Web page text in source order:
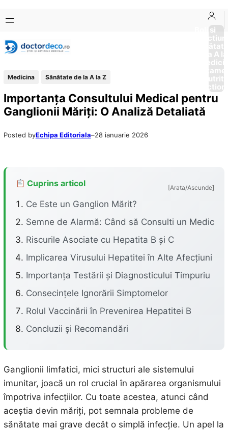
conținut
content
Boli si
Afectiuni
Sănătate
de la A
Medicina Sănătate de la A la Z
Importanța Consultului Medical pentru
Ganglionii Măriți: O Analiză Detaliată
Posted byEchipa Editoriala–28 ianuarie 2026
Cuprins articol [Arata/Ascunde]
Ce Este un Ganglion Mărit?
Semne de Alarmă: Când să Consulti un Medic
Riscurile Asociate cu Hepatita B și C
Implicarea Virusului Hepatitei în Alte Afecțiuni
Importanța Testării și Diagnosticului Timpuriu
Consecințele Ignorării Simptomelor
Rolul Vaccinării în Prevenirea Hepatitei B
Concluzii și Recomandări
Ganglionii limfatici, mici structuri ale sistemului
imunitar, joacă un rol crucial în apărarea organismului
împotriva infecțiilor. Cu toate acestea, atunci când
aceștia devin măriți, pot semnala probleme de
sănătate mai grave decât o simplă infecție. Un apel la